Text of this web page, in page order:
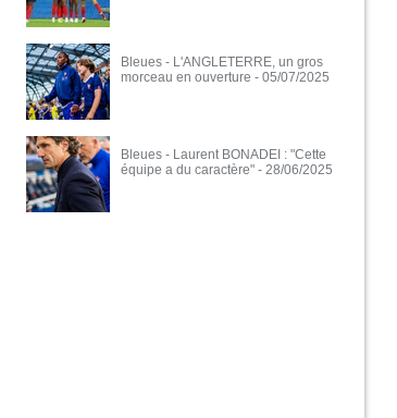
Bleues - L'ANGLETERRE, un gros
morceau en ouverture - 05/07/2025
Bleues - Laurent BONADEI : "Cette
équipe a du caractère" - 28/06/2025